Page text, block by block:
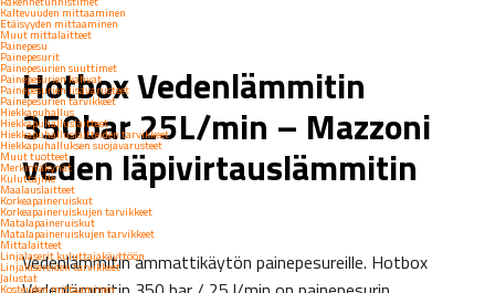
Kaltevuuden mittaaminen
Etäisyyden mittaaminen
Muut mittalaitteet
Painepesu
Painepesurit
Painepesurien suuttimet
Painepesurien kahvat
Painepesurien lisävarusteet
Painepesurien tarvikkeet
Hiekkapuhallus
Hiekkapuhalluslaitteet
Hiekkapuhalluslaitteiden tarvikkeet
Hiekkapuhalluksen suojavarusteet
Muut tuotteet
Merkintäkynät
Kuluttajille
Maalauslaitteet
Korkeapaineruiskut
Korkeapaineruiskujen tarvikkeet
Matalapaineruiskut
Matalapaineruiskujen tarvikkeet
Mittalaitteet
Linjalaserit kuluttajakäyttöön
Linjalasereiden tarvikkeet
Jalustat
Kosteuden mittaaminen
Hotbox Vedenlämmitin
350bar 25L/min – Mazzoni
veden läpivirtauslämmitin
Vedenlämmitin ammattikäytön painepesureille. Hotbox